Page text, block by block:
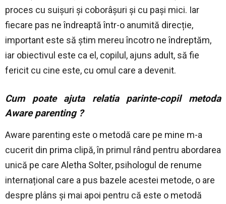
proces cu suișuri și coborâșuri și cu pași mici. Iar
fiecare pas ne îndreaptă într-o anumită direcție,
important este să știm mereu încotro ne îndreptăm,
iar obiectivul este ca el, copilul, ajuns adult, să fie
fericit cu cine este, cu omul care a devenit.
Cum poate ajuta relatia parinte-copil metoda
Aware parenting ?
Aware parenting este o metodă care pe mine m-a
cucerit din prima clipă, în primul rând pentru abordarea
unică pe care Aletha Solter, psihologul de renume
internațional care a pus bazele acestei metode, o are
despre plâns și mai apoi pentru că este o metodă